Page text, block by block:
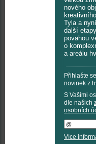
nového
Tyla a
další
povahou
o
a areálu
Přihlašte
novinek z
S Vašimi
dle našich
osobních
Více